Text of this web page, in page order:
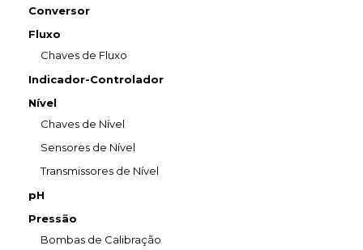
Conversor
Fluxo
Chaves de Fluxo
Indicador-Controlador
Nível
Chaves de Nível
Sensores de Nível
Transmissores de Nível
pH
Pressão
Bombas de Calibração